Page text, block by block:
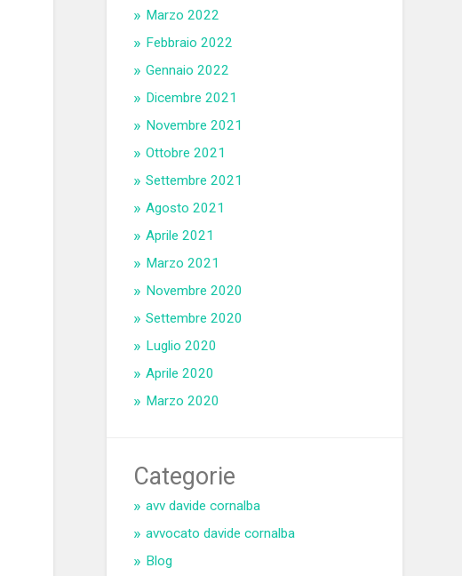
Marzo 2022
Febbraio 2022
Gennaio 2022
Dicembre 2021
Novembre 2021
Ottobre 2021
Settembre 2021
Agosto 2021
Aprile 2021
Marzo 2021
Novembre 2020
Settembre 2020
Luglio 2020
Aprile 2020
Marzo 2020
Categorie
avv davide cornalba
avvocato davide cornalba
Blog